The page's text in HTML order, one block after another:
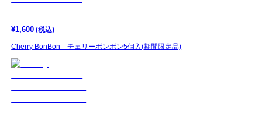
¥1,600 (税込)
Cherry BonBon チェリーボンボン5個入(期間限定品)